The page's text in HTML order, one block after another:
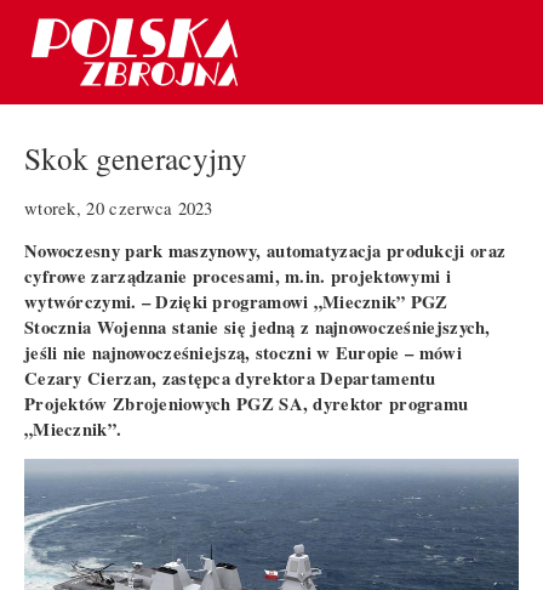
Skok generacyjny
wtorek, 20 czerwca 2023
Nowoczesny park maszynowy, automatyzacja produkcji oraz
cyfrowe zarządzanie procesami, m.in. projektowymi i
wytwórczymi. – Dzięki programowi „Miecznik” PGZ
Stocznia Wojenna stanie się jedną z najnowocześniejszych,
jeśli nie najnowocześniejszą, stoczni w Europie – mówi
Cezary Cierzan, zastępca dyrektora Departamentu
Projektów Zbrojeniowych PGZ SA, dyrektor programu
„Miecznik”.